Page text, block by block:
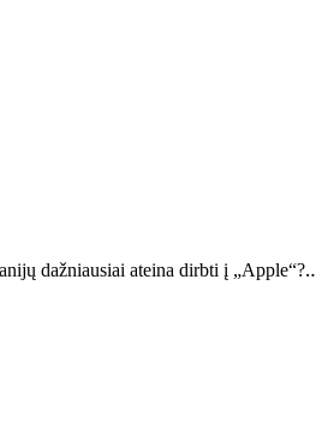
dažniausiai ateina dirbti į „Apple“?‥